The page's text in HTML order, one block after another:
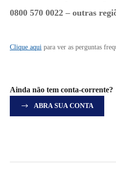
0800 570 0022 – outras
Clique aqui para ver as perguntas
Ainda não tem conta-corrente?
ABRA SUA CONTA